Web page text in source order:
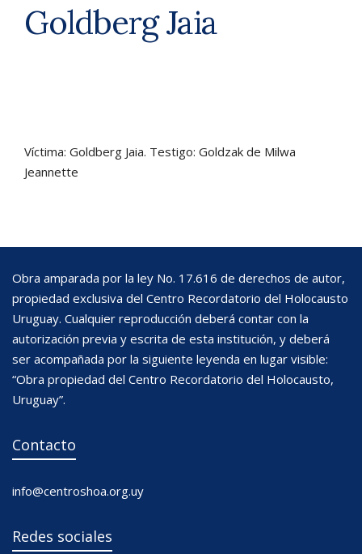
Goldberg Jaia
Víctima: Goldberg Jaia. Testigo: Goldzak de Milwa
Jeannette
Obra amparada por la ley No. 17.616 de derechos de autor,
propiedad exclusiva del Centro Recordatorio del Holocausto
Uruguay. Cualquier reproducción deberá contar con la
autorización previa y escrita de esta institución, y deberá
ser acompañada por la siguiente leyenda en lugar visible:
“Obra propiedad del Centro Recordatorio del Holocausto,
Uruguay”.
Contacto
info@centroshoa.org.uy
Redes sociales